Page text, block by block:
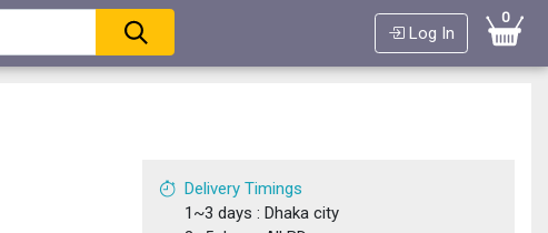
Log In
0
Delivery Timings
1~3 days : Dhaka city